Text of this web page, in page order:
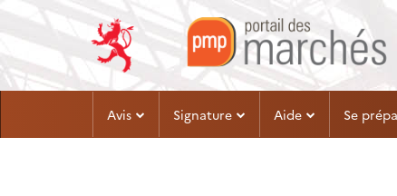
Avis Signature Aide Se